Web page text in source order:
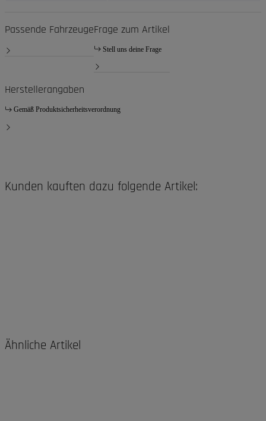
Passende FahrzeugeFrage zum Artikel
Stell uns deine Frage
Herstellerangaben
Gemäß Produktsicherheitsverordnung
Kunden kauften dazu folgende Artikel:
Ähnliche Artikel